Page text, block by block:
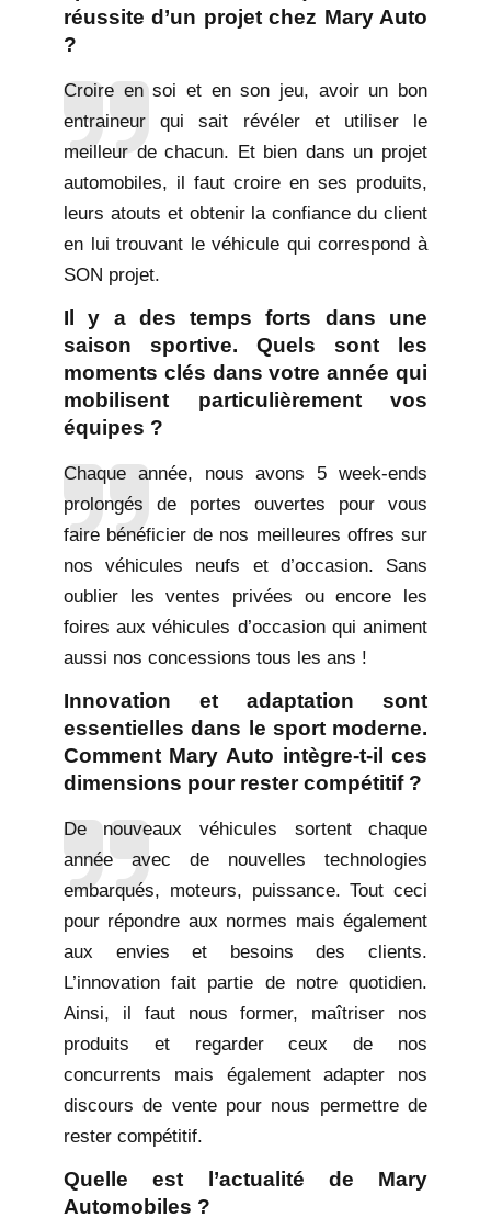
réussite d’un projet chez Mary Auto
?
Croire en soi et en son jeu, avoir un bon
entraineur qui sait révéler et utiliser le
meilleur de chacun. Et bien dans un projet
automobiles, il faut croire en ses produits,
leurs atouts et obtenir la confiance du client
en lui trouvant le véhicule qui correspond à
SON projet.
Il y a des temps forts dans une
saison sportive. Quels sont les
moments clés dans votre année qui
mobilisent particulièrement vos
équipes ?
Chaque année, nous avons 5 week-ends
prolongés de portes ouvertes pour vous
faire bénéficier de nos meilleures offres sur
nos véhicules neufs et d’occasion. Sans
oublier les ventes privées ou encore les
foires aux véhicules d’occasion qui animent
aussi nos concessions tous les ans !
Innovation et adaptation sont
essentielles dans le sport moderne.
Comment Mary Auto intègre-t-il ces
dimensions pour rester compétitif ?
De nouveaux véhicules sortent chaque
année avec de nouvelles technologies
embarqués, moteurs, puissance. Tout ceci
pour répondre aux normes mais également
aux envies et besoins des clients.
L’innovation fait partie de notre quotidien.
Ainsi, il faut nous former, maîtriser nos
produits et regarder ceux de nos
concurrents mais également adapter nos
discours de vente pour nous permettre de
rester compétitif.
Quelle est l’actualité de Mary
Automobiles ?